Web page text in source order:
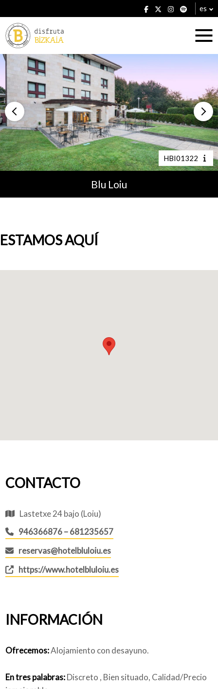
es
Alojamientos
Restaurantes
Planes
HBI01322
Blu Loiu
ESTAMOS AQUÍ
CONTACTO
Lastetxe 24 bajo (Loiu)
946366876 – 681235657
reservas@hotelbluloiu.es
https://www.hotelbluloiu.es
INFORMACIÓN
Ofrecemos:Alojamiento con desayuno.
En tres palabras:Discreto , Bien situado, Calidad/Precio